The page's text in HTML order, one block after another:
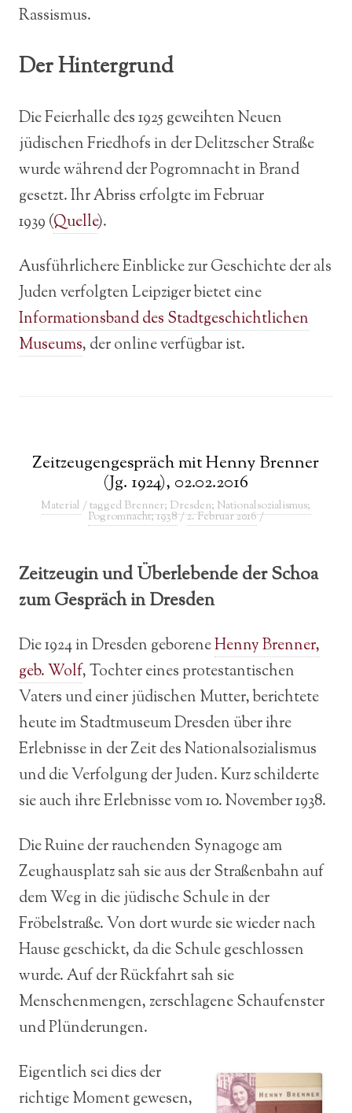
Rassismus.
Der Hintergrund
Die Feierhalle des 1925 geweihten Neuen
jüdischen Friedhofs in der Delitzscher Straße
wurde während der Pogromnacht in Brand
gesetzt. Ihr Abriss erfolgte im Februar
1939 (Quelle).
Ausführlichere Einblicke zur Geschichte der als
Juden verfolgten Leipziger bietet eine
Informationsband des Stadtgeschichtlichen
Museums, der online verfügbar ist.
Zeitzeugengespräch mit Henny Brenner
(Jg. 1924), 02.02.2016
Material / tagged Brenner; Dresden; Nationalsozialismus;
Pogromnacht; 1938/2. Februar 2016/
Zeitzeugin und Überlebende der Schoa
zum Gespräch in Dresden
Die 1924 in Dresden geboreneHenny Brenner,
geb. Wolf, Tochter eines protestantischen
Vaters und einer jüdischen Mutter, berichtete
heute im Stadtmuseum Dresden über ihre
Erlebnisse in der Zeit des Nationalsozialismus
und die Verfolgung der Juden. Kurz schilderte
sie auch ihre Erlebnisse vom 10. November 1938.
Die Ruine der rauchenden Synagoge am
Zeughausplatz sah sie aus der Straßenbahn auf
dem Weg in die jüdische Schule in der
Fröbelstraße. Von dort wurde sie wieder nach
Hause geschickt, da die Schule geschlossen
wurde. Auf der Rückfahrt sah sie
Menschenmengen, zerschlagene Schaufenster
und Plünderungen.
Eigentlich sei dies der
richtige Moment gewesen,